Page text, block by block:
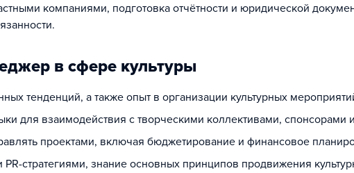
компаниями, подготовка отчётности и юридической
в сфере культуры
тенденций, а также опыт в организации культурных
для взаимодействия с творческими коллективами, спонсорами
проектами, включая бюджетирование и финансовое
стратегиями, знание основных принципов продвижения